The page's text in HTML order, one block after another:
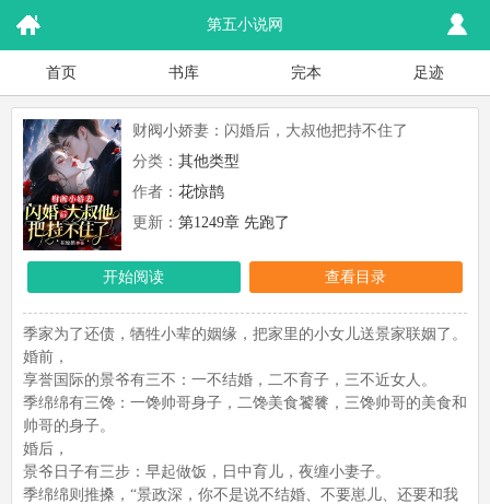
第五小说网
首页 书库 完本 足迹
财阀小娇妻：闪婚后，大叔他把持不住了
分类： 其他类型
作者： 花惊鹊
更新： 第1249章 先跑了
开始阅读 查看目录
季家为了还债，牺牲小辈的姻缘，把家里的小女儿送景家联姻了。
婚前，
享誉国际的景爷有三不：一不结婚，二不育子，三不近女人。
季绵绵有三馋：一馋帅哥身子，二馋美食饕餮，三馋帅哥的美食和
帅哥的身子。
婚后，
景爷日子有三步：早起做饭，日中育儿，夜缠小妻子。
季绵绵则推搡，“景政深，你不是说不结婚、不要崽儿、还要和我